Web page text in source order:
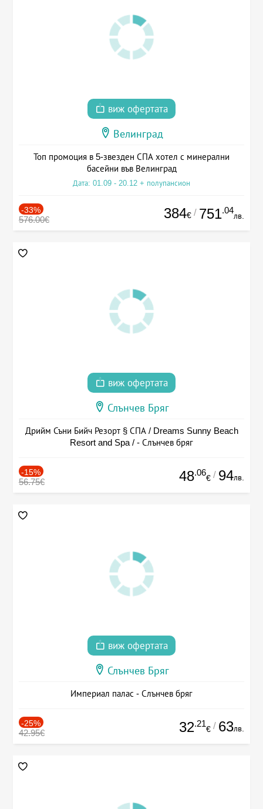
виж офертата
Велинград
Топ промоция в 5-звезден СПА хотел с минерални
басейни във Велинград
Дата: 01.09 - 20.12 + полупансион
-33%
576.00€ 384€ / 751.04
лв.
виж офертата
Слънчев Бряг
Дрийм Съни Бийч Резорт § СПА / Dreams Sunny Beach
Resort and Spa / - Слънчев бряг
-15%
56.75€ 48.06
€ / 94лв.
виж офертата
Слънчев Бряг
Империал палас - Слънчев бряг
-25%
42.95€ 32.21
€ / 63лв.